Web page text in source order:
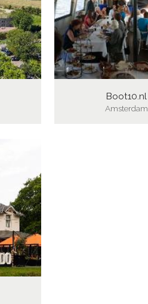
Boot10.nl
Amsterdam